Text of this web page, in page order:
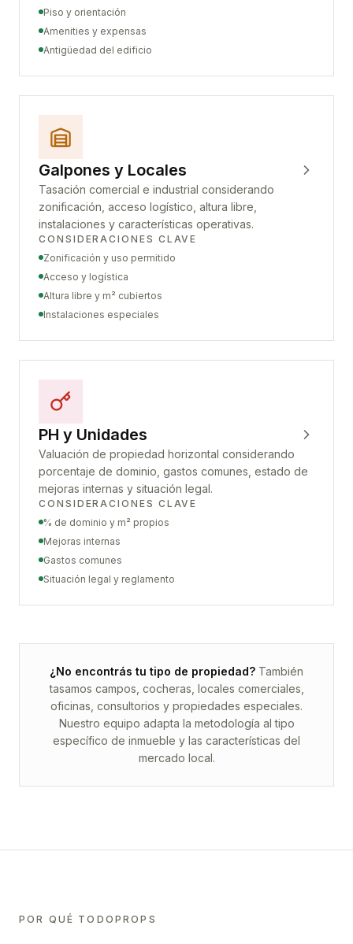
Piso y orientación
Amenities y expensas
Antigüedad del edificio
Galpones y Locales
Tasación comercial e industrial considerando
zonificación, acceso logístico, altura libre,
instalaciones y características operativas.
CONSIDERACIONES CLAVE
Zonificación y uso permitido
Acceso y logística
Altura libre y m² cubiertos
Instalaciones especiales
PH y Unidades
Valuación de propiedad horizontal considerando
porcentaje de dominio, gastos comunes, estado de
mejoras internas y situación legal.
CONSIDERACIONES CLAVE
% de dominio y m² propios
Mejoras internas
Gastos comunes
Situación legal y reglamento
¿No encontrás tu tipo de propiedad? También
tasamos campos, cocheras, locales comerciales,
oficinas, consultorios y propiedades especiales.
Nuestro equipo adapta la metodología al tipo
específico de inmueble y las características del
mercado local.
POR QUÉ TODOPROPS